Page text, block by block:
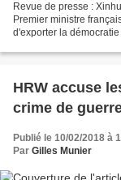
Revue de presse :
Premier ministre
d'exporter la
HRW accuse
crime de
Publié le 10/02/2018 à
Par Gilles Munier